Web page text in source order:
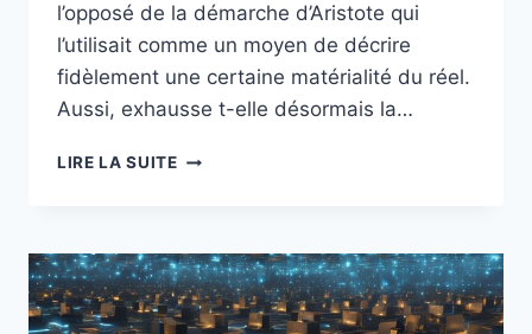
l’opposé de la démarche d’Aristote qui
l’utilisait comme un moyen de décrire
fidèlement une certaine matérialité du réel.
Aussi, exhausse t-elle désormais la…
LIRE LA SUITERÉFLEXION
?
(2ÈME
PARTIE)